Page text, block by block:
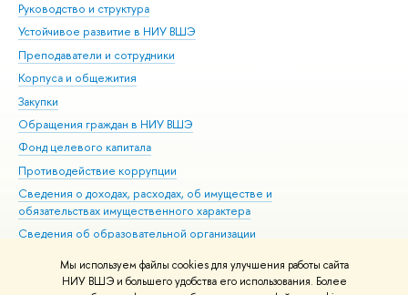
Мы используем файлы cookies для улучшения работы сайта
НИУ ВШЭ и большего удобства его использования. Более
Руководство и структура
Устойчивое развитие в НИУ ВШЭ
Преподаватели и сотрудники
Корпуса и общежития
Закупки
Обращения граждан в НИУ ВШЭ
Фонд целевого капитала
Противодействие коррупции
Сведения о доходах, расходах, об имуществе и
обязательствах имущественного характера
Сведения об образовательной организации
Людям с ограниченными возможностями здоровья
Единая платежная страница